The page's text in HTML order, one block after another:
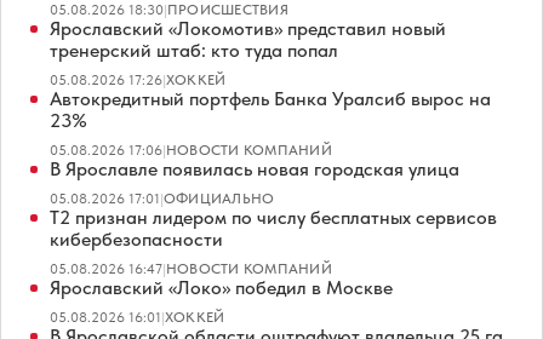
05.08.2026 18:30|ПРОИСШЕСТВИЯ
Ярославский «Локомотив» представил новый
тренерский штаб: кто туда попал
05.08.2026 17:26|ХОККЕЙ
Автокредитный портфель Банка Уралсиб вырос на
23%
05.08.2026 17:06|НОВОСТИ КОМПАНИЙ
В Ярославле появилась новая городская улица
05.08.2026 17:01|ОФИЦИАЛЬНО
Т2 признан лидером по числу бесплатных сервисов
кибербезопасности
05.08.2026 16:47|НОВОСТИ КОМПАНИЙ
Ярославский «Локо» победил в Москве
05.08.2026 16:01|ХОККЕЙ